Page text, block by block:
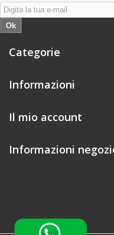
Ok
Categorie
Informazioni
Il mio account
Informazioni